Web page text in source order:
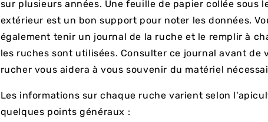
sur plusieurs années. Une feuille de papier collée sous
extérieur est un bon support pour noter les données.
également tenir un journal de la ruche et le remplir à
les ruches sont utilisées. Consulter ce journal avant de
rucher vous aidera à vous souvenir du matériel
Les informations sur chaque ruche varient selon
quelques points généraux :